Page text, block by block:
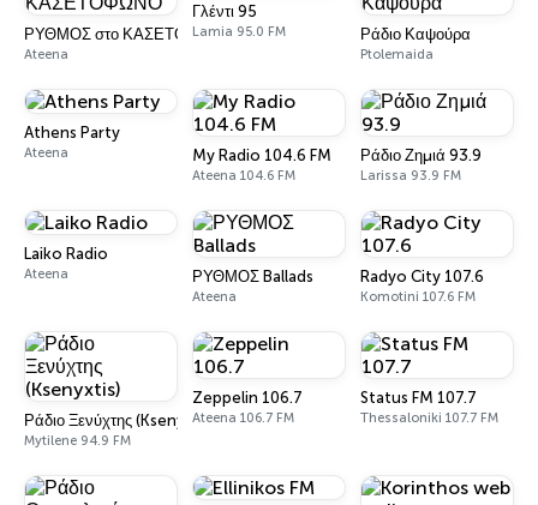
ΡΥΘΜΟΣ στο ΚΑΣΕΤΟΦΩΝΟ
Ateena
Γλέντι 95
Lamia 95.0 FM Ράδιο Καψούρα
Ptolemaida
Athens Party
Ateena My Radio 104.6 FM
Ateena 104.6 FM
Ράδιο Ζημιά 93.9
Larissa 93.9 FM
Laiko Radio
Ateena ΡΥΘΜΟΣ Ballads
Ateena
Radyo City 107.6
Komotini 107.6 FM
Ράδιο Ξενύχτης (Ksenyxtis)
Mytilene 94.9 FM
Zeppelin 106.7
Ateena 106.7 FM
Status FM 107.7
Thessaloniki 107.7 FM